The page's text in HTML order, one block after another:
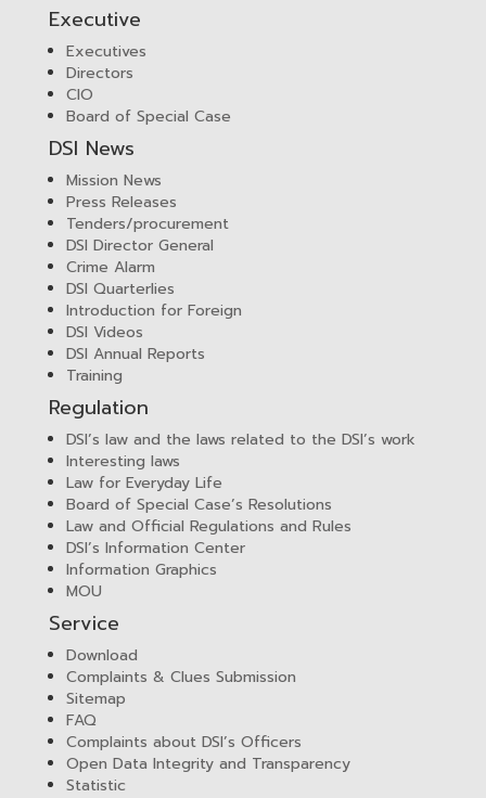
Executive
Executives
Directors
CIO
Board of Special Case
DSI News
Mission News
Press Releases
Tenders/procurement
DSI Director General
Crime Alarm
DSI Quarterlies
Introduction for Foreign
DSI Videos
DSI Annual Reports
Training
Regulation
DSI’s law and the laws related to the DSI’s work
Interesting laws
Law for Everyday Life
Board of Special Case’s Resolutions
Law and Official Regulations and Rules
DSI’s Information Center
Information Graphics
MOU
Service
Download
Complaints & Clues Submission
Sitemap
FAQ
Complaints about DSI’s Officers
Open Data Integrity and Transparency
Statistic